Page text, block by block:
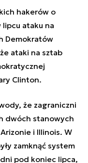
hakerów o
ataku na
Demokratów
ataki na sztab
Clinton.
że zagraniczni
dwóch stanowych
i Illinois. W
zamknąć system
pod koniec lipca,